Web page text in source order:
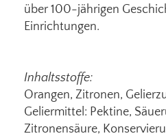
über 100-jährigen
Einrichtungen.
Inhaltsstoffe:
Orangen, Zitronen,
Geliermittel: Pektine,
Zitronensäure,